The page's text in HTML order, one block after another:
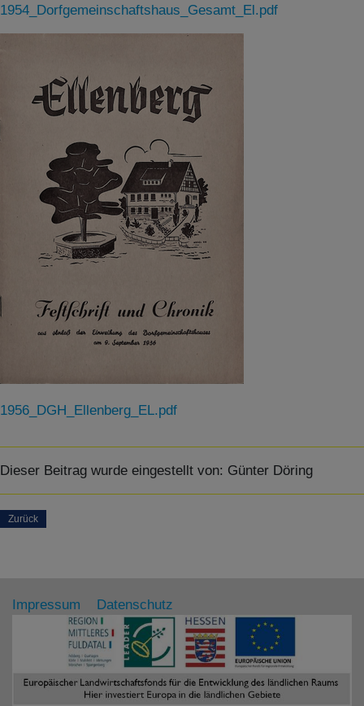
1954_Dorfgemeinschaftshaus_Gesamt_El.pdf
1956_DGH_Ellenberg_EL.pdf
Dieser Beitrag wurde eingestellt von: Günter Döring
Zurück
Impressum Datenschutz